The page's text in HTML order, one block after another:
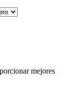
mejores